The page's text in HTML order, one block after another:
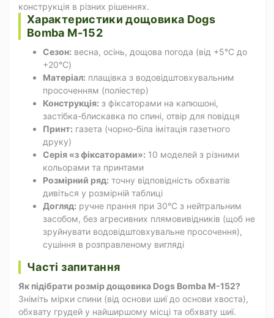
конструкція в різних рішеннях.
Характеристики дощовика Dogs
Bomba M-152
Сезон: весна, осінь, дощова погода (від +5°C до
+20°C)
Матеріал: плащівка з водовідштовхувальним
просоченням (поліестер)
Конструкція: з фіксаторами на капюшоні,
застібка-блискавка по спині, отвір для повідця
Принт: газета (чорно-біла імітація газетного
друку)
Серія «з фіксаторами»: 10 моделей з різними
кольорами та принтами
Розмірний ряд: точну відповідність обхватів
дивіться у розмірній таблиці
Догляд: ручне прання при 30°C з нейтральним
засобом, без агресивних плямовивідників (щоб не
зруйнувати водовідштовхувальне просочення),
сушіння в розправленому вигляді
Часті запитання
Як підібрати розмір дощовика Dogs Bomba M-152?
Зніміть мірки спини (від основи шиї до основи хвоста),
обхвату грудей у найширшому місці та обхвату шиї.